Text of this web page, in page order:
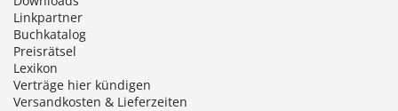
Linkpartner
Buchkatalog
Preisrätsel
Lexikon
Verträge hier kündigen
Versandkosten & Lieferzeiten